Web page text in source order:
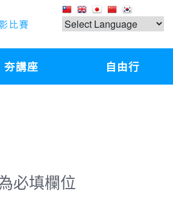
比賽
夯講座 自由行
必填欄位